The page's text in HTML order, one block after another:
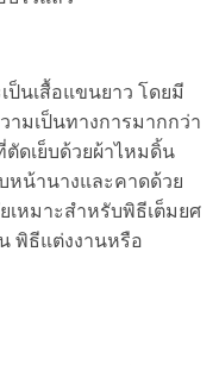
นเสื้อแขนยาว โดยมี
มเป็นทางการมากกว่า
ดเย็บด้วยผ้าไหมดิ้น
หน้านางและคาดด้วย
เหมาะสำหรับพิธีเต็มยศ
พิธีแต่งงานหรือ